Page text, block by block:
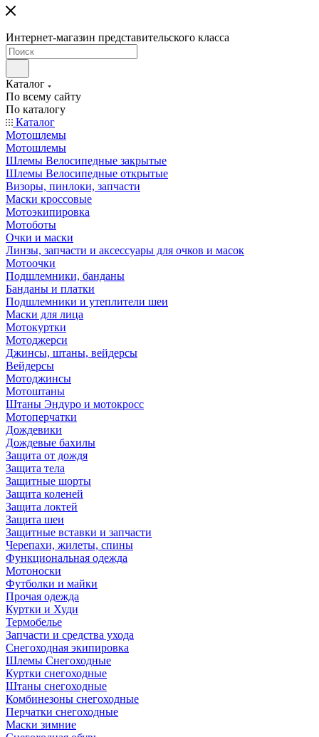
Интернет-магазин представительского класса
Каталог
По всему сайту
По каталогу
Каталог
Мотошлемы
Мотошлемы
Шлемы Велосипедные закрытые
Шлемы Велосипедные открытые
Визоры, пинлоки, запчасти
Маски кроссовые
Мотоэкипировка
Мотоботы
Очки и маски
Линзы, запчасти и аксессуары для очков и масок
Мотоочки
Подшлемники, банданы
Банданы и платки
Подшлемники и утеплители шеи
Маски для лица
Мотокуртки
Мотоджерси
Джинсы, штаны, вейдерсы
Вейдерсы
Мотоджинсы
Мотоштаны
Штаны Эндуро и мотокросс
Мотоперчатки
Дождевики
Дождевые бахилы
Защита от дождя
Защита тела
Защитные шорты
Защита коленей
Защита локтей
Защита шеи
Защитные вставки и запчасти
Черепахи, жилеты, спины
Функциональная одежда
Мотоноски
Футболки и майки
Прочая одежда
Куртки и Худи
Термобелье
Запчасти и средства ухода
Снегоходная экипировка
Шлемы Снегоходные
Куртки снегоходные
Штаны снегоходные
Комбинезоны снегоходные
Перчатки снегоходные
Маски зимние